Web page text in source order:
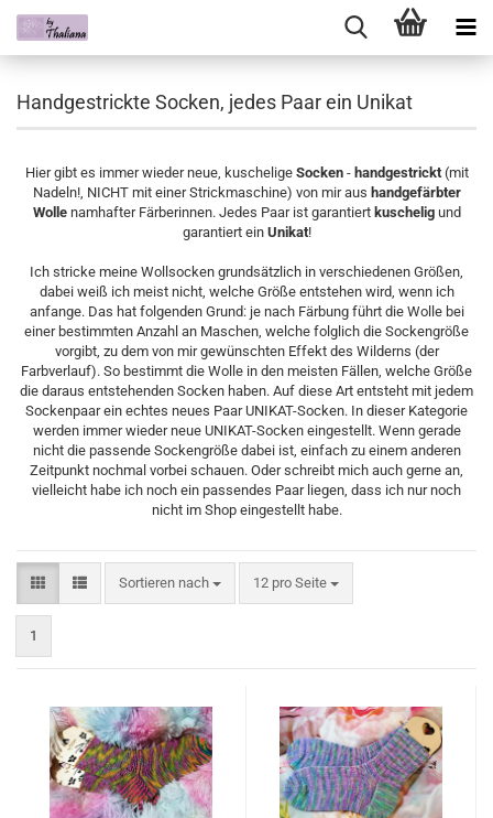
Handgestrickte Socken, jedes Paar ein Unikat
Hier gibt es immer wieder neue, kuschelige Socken - handgestrickt(mit
Nadeln!, NICHT mit einer Strickmaschine) von mir aus handgefärbter
Wollenamhafter Färberinnen. Jedes Paar ist garantiert kuscheligund
garantiert ein Unikat!
Ich stricke meine Wollsocken grundsätzlich in verschiedenen Größen,
dabei weiß ich meist nicht, welche Größe entstehen wird, wenn ich
anfange. Das hat folgenden Grund: je nach Färbung führt die Wolle bei
einer bestimmten Anzahl an Maschen, welche folglich die Sockengröße
vorgibt, zu dem von mir gewünschten Effekt des Wilderns (der
Farbverlauf). So bestimmt die Wolle in den meisten Fällen, welche Größe
die daraus entstehenden Socken haben. Auf diese Art entsteht mit jedem
Sockenpaar ein echtes neues Paar UNIKAT-Socken. In dieser Kategorie
werden immer wieder neue UNIKAT-Socken eingestellt. Wenn gerade
nicht die passende Sockengröße dabei ist, einfach zu einem anderen
Zeitpunkt nochmal vorbei schauen. Oder schreibt mich auch gerne an,
vielleicht habe ich noch ein passendes Paar liegen, dass ich nur noch
nicht im Shop eingestellt habe.
Sortieren nach
Sortieren nach 12 pro Seite
pro Seite
1